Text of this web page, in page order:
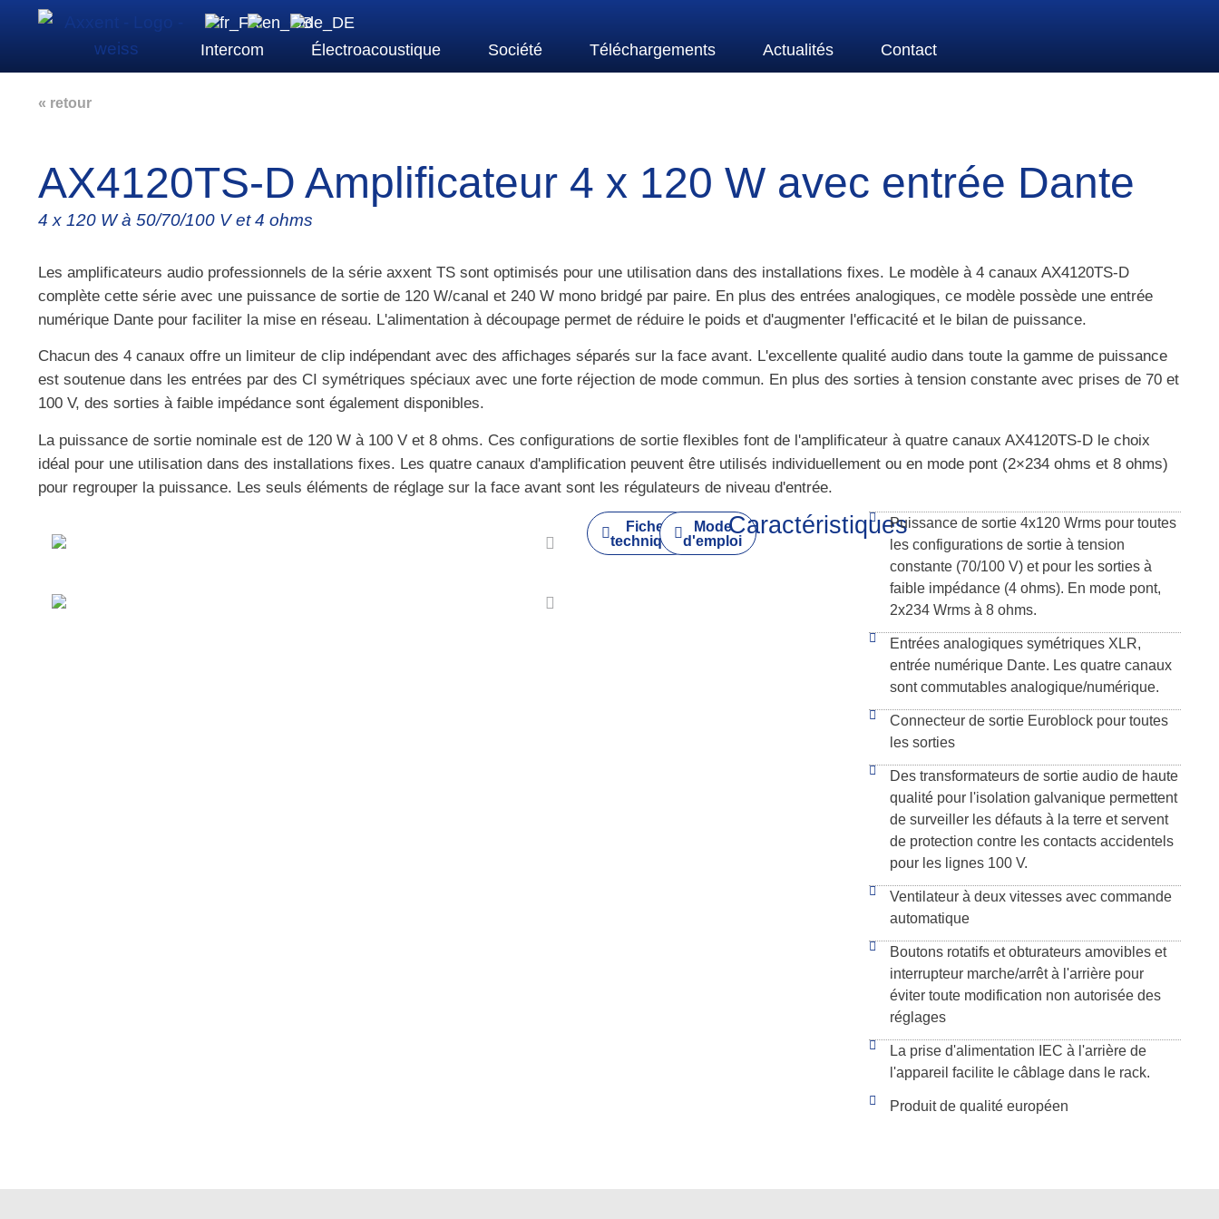
Intercom Électroacoustique Société Téléchargements Actualités Contact
« retour
AX4120TS-D Amplificateur 4 x 120 W avec entrée Dante
4 x 120 W à 50/70/100 V et 4 ohms
Les amplificateurs audio professionnels de la série axxent TS sont optimisés pour une utilisation dans des installations fixes. Le modèle à 4 canaux AX4120TS-D
complète cette série avec une puissance de sortie de 120 W/canal et 240 W mono bridgé par paire. En plus des entrées analogiques, ce modèle possède une entrée
numérique Dante pour faciliter la mise en réseau. L'alimentation à découpage permet de réduire le poids et d'augmenter l'efficacité et le bilan de puissance.
Chacun des 4 canaux offre un limiteur de clip indépendant avec des affichages séparés sur la face avant. L'excellente qualité audio dans toute la gamme de puissance
est soutenue dans les entrées par des CI symétriques spéciaux avec une forte réjection de mode commun. En plus des sorties à tension constante avec prises de 70 et
100 V, des sorties à faible impédance sont également disponibles.
La puissance de sortie nominale est de 120 W à 100 V et 8 ohms. Ces configurations de sortie flexibles font de l'amplificateur à quatre canaux AX4120TS-D le choix
idéal pour une utilisation dans des installations fixes. Les quatre canaux d'amplification peuvent être utilisés individuellement ou en mode pont (2×234 ohms et 8 ohms)
pour regrouper la puissance. Les seuls éléments de réglage sur la face avant sont les régulateurs de niveau d'entrée.
Fiche
technique
Mode
d'emploi
CaractéristiquesPuissance de sortie 4x120 Wrms pour toutes
les configurations de sortie à tension
constante (70/100 V) et pour les sorties à
faible impédance (4 ohms). En mode pont,
2x234 Wrms à 8 ohms.
Entrées analogiques symétriques XLR,
entrée numérique Dante. Les quatre canaux
sont commutables analogique/numérique.
Connecteur de sortie Euroblock pour toutes
les sorties
Des transformateurs de sortie audio de haute
qualité pour l'isolation galvanique permettent
de surveiller les défauts à la terre et servent
de protection contre les contacts accidentels
pour les lignes 100 V.
Ventilateur à deux vitesses avec commande
automatique
Boutons rotatifs et obturateurs amovibles et
interrupteur marche/arrêt à l'arrière pour
éviter toute modification non autorisée des
réglages
La prise d'alimentation IEC à l'arrière de
l'appareil facilite le câblage dans le rack.
Produit de qualité européen